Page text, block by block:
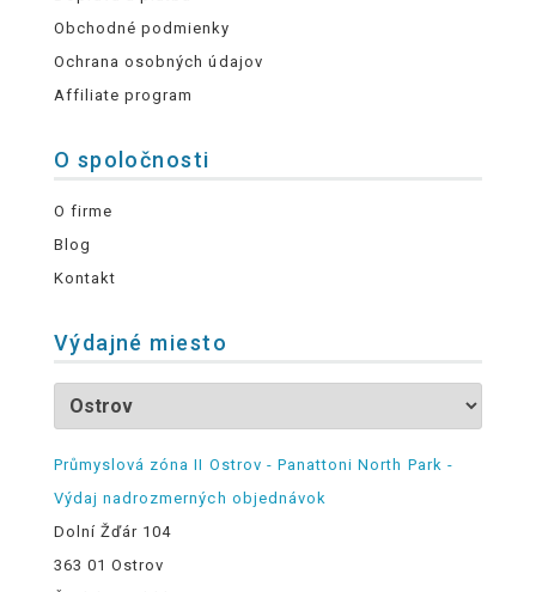
Obchodné podmienky
Ochrana osobných údajov
Affiliate program
O spoločnosti
O firme
Blog
Kontakt
Výdajné miesto
Průmyslová zóna II Ostrov - Panattoni North Park -
Výdaj nadrozmerných objednávok
Dolní Žďár 104
363 01 Ostrov